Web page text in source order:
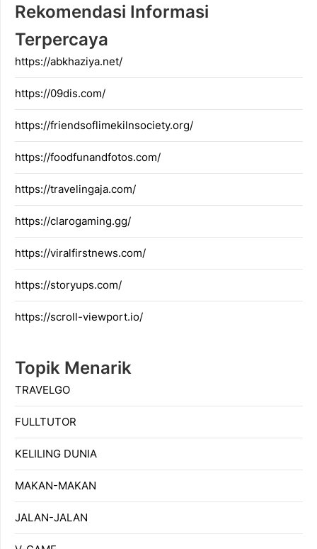
Rekomendasi Informasi
Terpercaya
https://abkhaziya.net/
https://09dis.com/
https://friendsoflimekilnsociety.org/
https://foodfunandfotos.com/
https://travelingaja.com/
https://clarogaming.gg/
https://viralfirstnews.com/
https://storyups.com/
https://scroll-viewport.io/
Topik Menarik
TRAVELGO
FULLTUTOR
KELILING DUNIA
MAKAN-MAKAN
JALAN-JALAN